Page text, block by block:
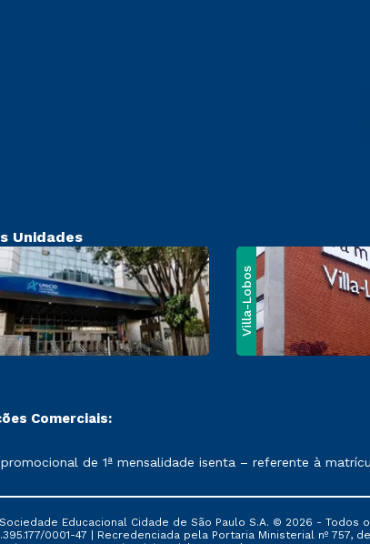
Unidades
Villa-Lobos
Comerciais:
de rematrícula conforme exposto no contrato de
de 1ª mensalidade isenta – referente à
Sociedade Educacional Cidade de São Paulo S.A. © 2026 - Todos
0001-47 | Recredenciada pela Portaria Ministerial nº 757,